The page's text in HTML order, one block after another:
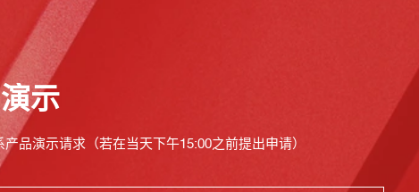
示
品演示请求（若在当天下午15:00之前提出申请）